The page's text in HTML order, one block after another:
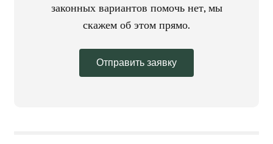
законных вариантов помочь нет, мы
скажем об этом прямо.
Отправить заявку